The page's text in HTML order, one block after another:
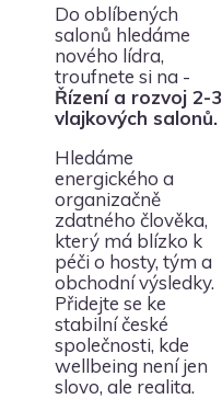
Do oblíbených
salonů hledáme
nového lídra,
troufnete si na -
Řízení a rozvoj 2-3
vlajkových salonů.
Hledáme
energického a
organizačně
zdatného člověka,
který má blízko k
péči o hosty, tým a
obchodní výsledky.
Přidejte se ke
stabilní české
společnosti, kde
wellbeing není jen
slovo, ale realita.